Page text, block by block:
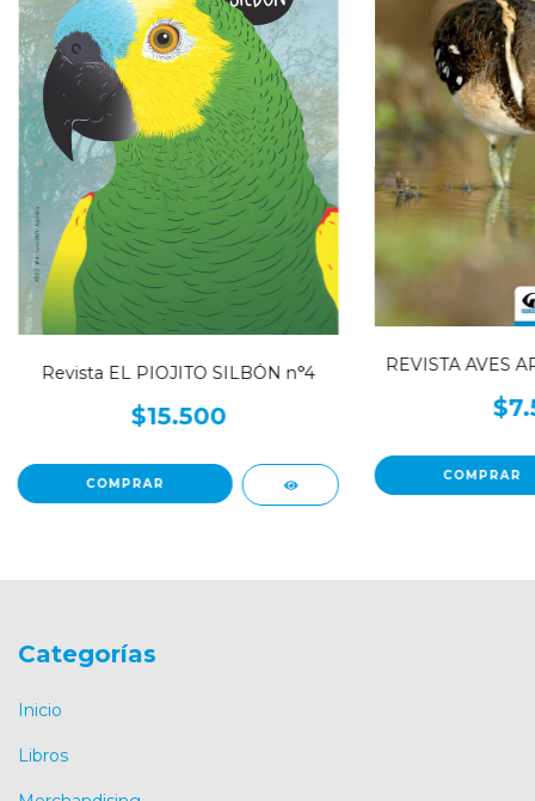
Revista EL PIOJITO SILBÓN n°4
$15.500
REVISTA AVES
Categorías
Inicio
Libros